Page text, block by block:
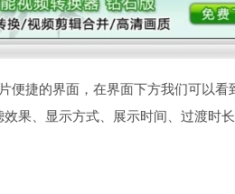
捷的界面，在界面下方我们可以看
果、显示方式、展示时间、过渡时